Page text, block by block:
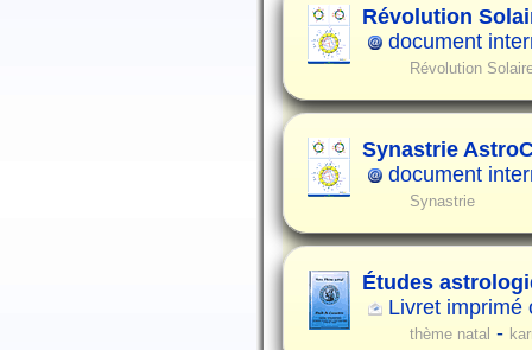
Révolution
document
Révolution
Synastrie
document
Synastrie
Études
Livret imprimé
thème natal -